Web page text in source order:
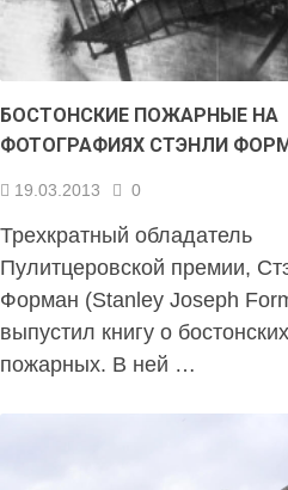
БОСТОНСКИЕ ПОЖАРНЫЕ НА
ФОТОГРАФИЯХ СТЭНЛИ
19.03.2013 0
Трехкратный обладатель
Пулитцеровской премии,
Форман (Stanley Joseph
выпустил книгу о бостонских
пожарных. В ней …